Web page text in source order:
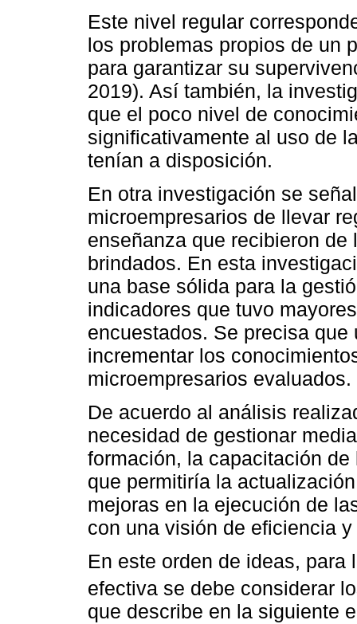
Este nivel regular
los problemas propios de un
para garantizar su
2019). Así también, la
que el poco nivel de
significativamente al uso de
tenían a disposición.
En otra investigación se
microempresarios de llevar
enseñanza que recibieron
brindados. En esta
una base sólida para la
indicadores que tuvo
encuestados. Se precisa
incrementar los
microempresarios
De acuerdo al análisis
necesidad de gestionar
formación, la capacitación
que permitiría la
mejoras en la ejecución de
con una visión de eficiencia
En este orden de ideas, para
efectiva se debe considerar
que describe en la siguiente